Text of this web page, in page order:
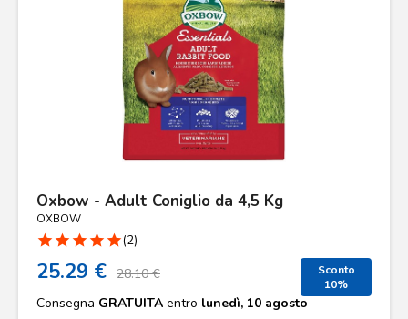
Oxbow - Adult Coniglio da 4,5 Kg
OXBOW
star star star star star(2)
25.29 € 28.10 €
Sconto
10%
Consegna GRATUITA entro lunedì, 10 agosto